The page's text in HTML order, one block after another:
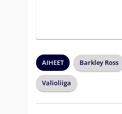
AIHEET Barkley Ross
Valioliiga